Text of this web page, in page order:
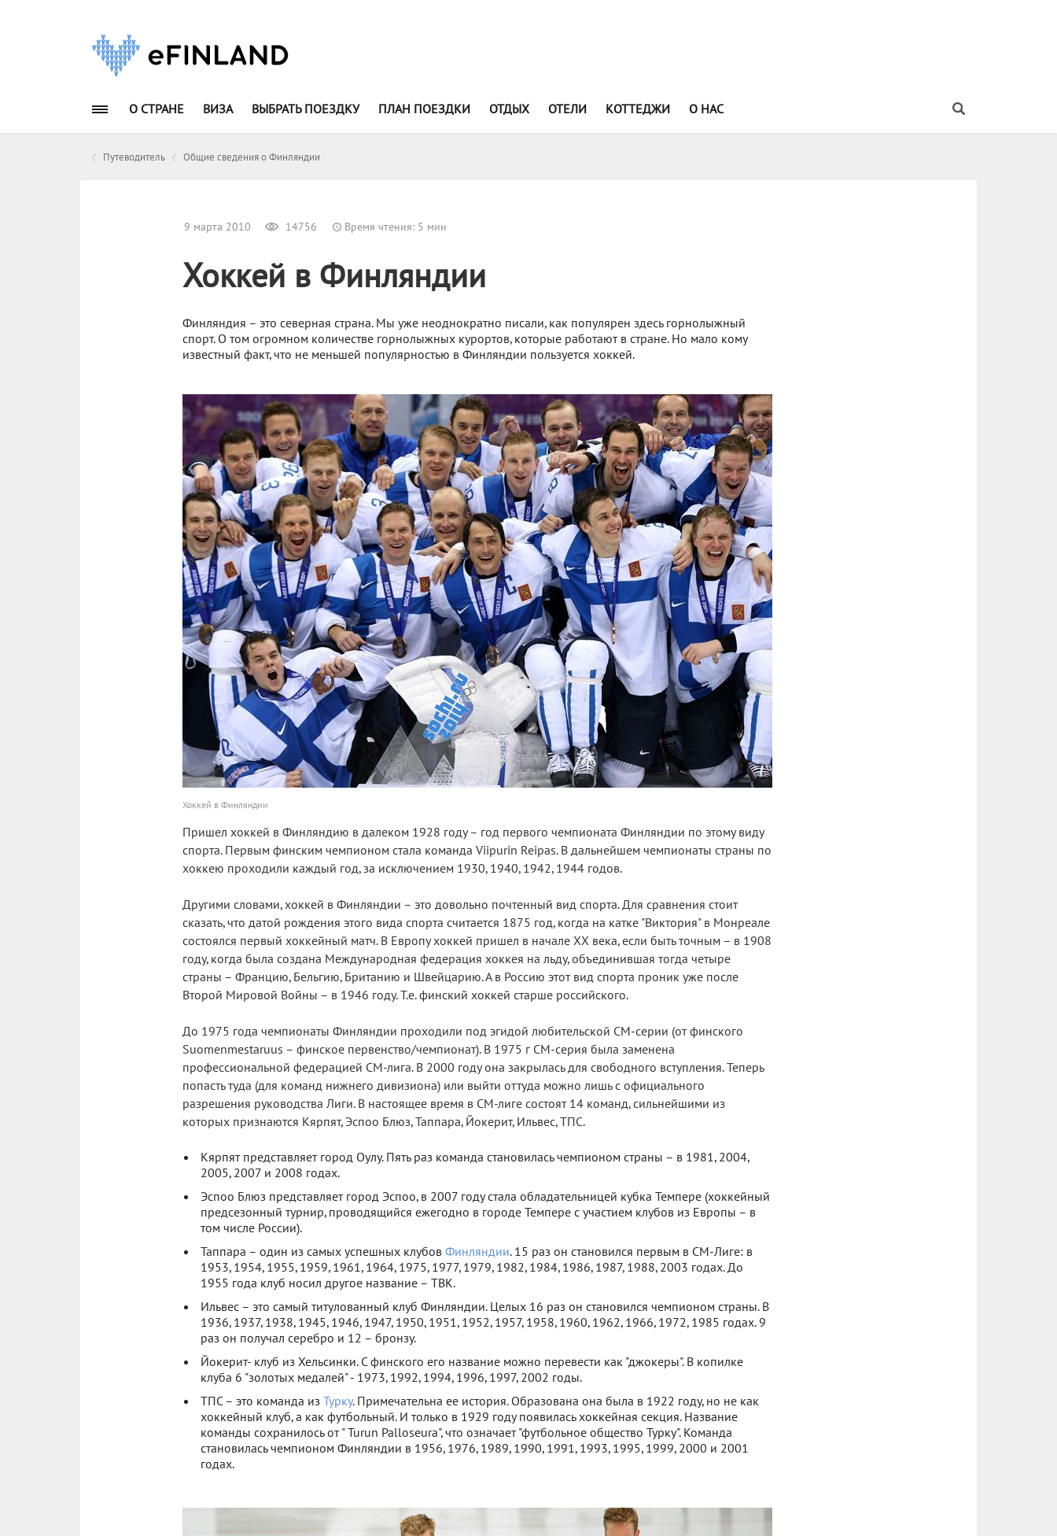
О СТРАНЕ ВИЗА ВЫБРАТЬ ПОЕЗДКУ ПЛАН ПОЕЗДКИ ОТДЫХ ОТЕЛИ КОТТЕДЖИ О НАС
Путеводитель Общие сведения о Финляндии
9 марта 2010 14756 Время чтения: 5 мин
Хоккей в Финляндии
Финляндия – это северная страна. Мы уже неоднократно писали, как популярен здесь горнолыжный
спорт. О том огромном количестве горнолыжных курортов, которые работают в стране. Но мало кому
известный факт, что не меньшей популярностью в Финляндии пользуется хоккей.
Хоккей в Финляндии
Пришел хоккей в Финляндию в далеком 1928 году – год первого чемпионата Финляндии по этому виду
спорта. Первым финским чемпионом стала команда Viipurin Reipas. В дальнейшем чемпионаты страны по
хоккею проходили каждый год, за исключением 1930, 1940, 1942, 1944 годов.
Другими словами, хоккей в Финляндии – это довольно почтенный вид спорта. Для сравнения стоит
сказать, что датой рождения этого вида спорта считается 1875 год, когда на катке "Виктория" в Монреале
состоялся первый хоккейный матч. В Европу хоккей пришел в начале XX века, если быть точным – в 1908
году, когда была создана Международная федерация хоккея на льду, объединившая тогда четыре
страны – Францию, Бельгию, Британию и Швейцарию. А в Россию этот вид спорта проник уже после
Второй Мировой Войны – в 1946 году. Т.е. финский хоккей старше российского.
До 1975 года чемпионаты Финляндии проходили под эгидой любительской СМ-серии (от финского
Suomenmestaruus – финское первенство/чемпионат). В 1975 г СМ-серия была заменена
профессиональной федерацией СМ-лига. В 2000 году она закрылась для свободного вступления. Теперь
попасть туда (для команд нижнего дивизиона) или выйти оттуда можно лишь с официального
разрешения руководства Лиги. В настоящее время в СМ-лиге состоят 14 команд, сильнейшими из
которых признаются Кярпят, Эспоо Блюз, Таппара, Йокерит, Ильвес, ТПС.
Кярпят представляет город Оулу. Пять раз команда становилась чемпионом страны – в 1981, 2004,
2005, 2007 и 2008 годах.
Эспоо Блюз представляет город Эспоо, в 2007 году стала обладательницей кубка Темпере (хоккейный
предсезонный турнир, проводящийся ежегодно в городе Темпере с участием клубов из Европы – в
том числе России).
Таппара – один из самых успешных клубов Финляндии. 15 раз он становился первым в СМ-Лиге: в
1953, 1954, 1955, 1959, 1961, 1964, 1975, 1977, 1979, 1982, 1984, 1986, 1987, 1988, 2003 годах. До
1955 года клуб носил другое название – ТВК.
Ильвес – это самый титулованный клуб Финляндии. Целых 16 раз он становился чемпионом страны. В
1936, 1937, 1938, 1945, 1946, 1947, 1950, 1951, 1952, 1957, 1958, 1960, 1962, 1966, 1972, 1985 годах. 9
раз он получал серебро и 12 – бронзу.
Йокерит- клуб из Хельсинки. С финского его название можно перевести как "джокеры". В копилке
клуба 6 "золотых медалей" - 1973, 1992, 1994, 1996, 1997, 2002 годы.
ТПС – это команда из Турку. Примечательна ее история. Образована она была в 1922 году, но не как
хоккейный клуб, а как футбольный. И только в 1929 году появилась хоккейная секция. Название
команды сохранилось от " Turun Palloseura", что означает "футбольное общество Турку". Команда
становилась чемпионом Финляндии в 1956, 1976, 1989, 1990, 1991, 1993, 1995, 1999, 2000 и 2001
годах.